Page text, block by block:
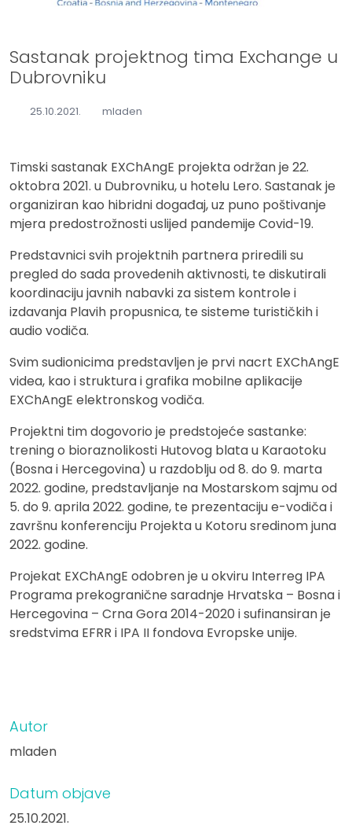
Sastanak projektnog tima Exchange u
Dubrovniku
25.10.2021. mladen
Timski sastanak EXChAngE projekta održan je 22.
oktobra 2021. u Dubrovniku, u hotelu Lero. Sastanak je
organiziran kao hibridni događaj, uz puno poštivanje
mjera predostrožnosti uslijed pandemije Covid-19.
Predstavnici svih projektnih partnera priredili su
pregled do sada provedenih aktivnosti, te diskutirali
koordinaciju javnih nabavki za sistem kontrole i
izdavanja Plavih propusnica, te sisteme turističkih i
audio vodiča.
Svim sudionicima predstavljen je prvi nacrt EXChAngE
videa, kao i struktura i grafika mobilne aplikacije
EXChAngE elektronskog vodiča.
Projektni tim dogovorio je predstojeće sastanke:
trening o bioraznolikosti Hutovog blata u Karaotoku
(Bosna i Hercegovina) u razdoblju od 8. do 9. marta
2022. godine, predstavljanje na Mostarskom sajmu od
5. do 9. aprila 2022. godine, te prezentaciju e-vodiča i
završnu konferenciju Projekta u Kotoru sredinom juna
2022. godine.
Projekat EXChAngE odobren je u okviru Interreg IPA
Programa prekogranične saradnje Hrvatska – Bosna i
Hercegovina – Crna Gora 2014-2020 i sufinansiran je
sredstvima EFRR i IPA II fondova Evropske unije.
Autor
mladen
Datum objave
25.10.2021.